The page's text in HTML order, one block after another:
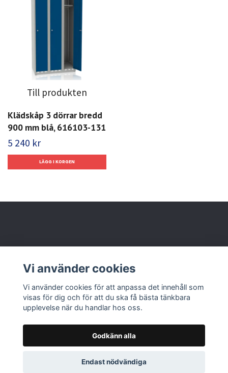
Till produkten
Klädskåp 3 dörrar bredd
900 mm blå, 616103-131
5 240 kr
Läs mer
© 2026 Nolbox AB
Vi använder cookies
Vi använder cookies för att anpassa det innehåll som
visas för dig och för att du ska få bästa tänkbara
upplevelse när du handlar hos oss.
Godkänn alla
Endast nödvändiga